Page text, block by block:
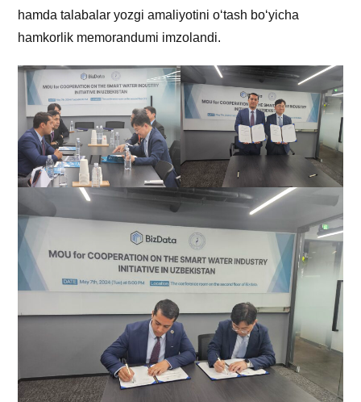
hamda talabalar yozgi amaliyotini o‘tash boʻyicha
hamkorlik memorandumi imzolandi.